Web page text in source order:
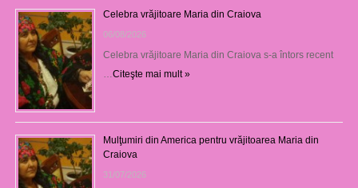
Celebra vrăjitoare Maria din Craiova
06/08/2026
Celebra vrăjitoare Maria din Craiova s-a întors recent
Citeşte mai mult »
Mulţumiri din America pentru vrăjitoarea Maria din
Craiova
31/07/2026